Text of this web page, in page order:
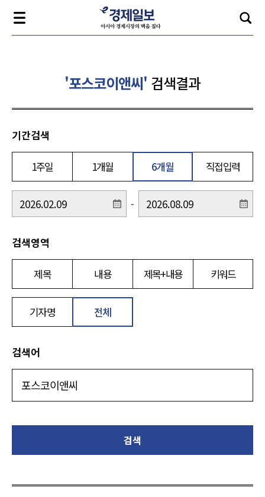
'포스코이앤씨' 검색결과
기간검색
1주일 1개월 6개월 직접입력
-
검색영역
제목 내용 제목+내용 키워드
기자명 전체
검색어
검색